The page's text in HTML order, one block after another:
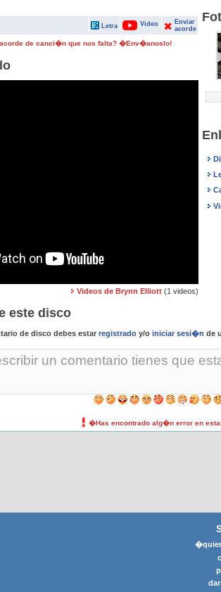
Letra Video
Enviar
acorde
de canci�n que nos falta? �Env�anoslo!
Videos de Brynn Elliott (1 videos)
este disco
de disco debes estar registrado y/o iniciar sesi�n de
�Has encontrado alg�n error en